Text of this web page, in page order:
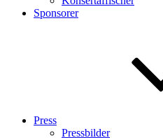
Sponsorer
Press
Pressbilder